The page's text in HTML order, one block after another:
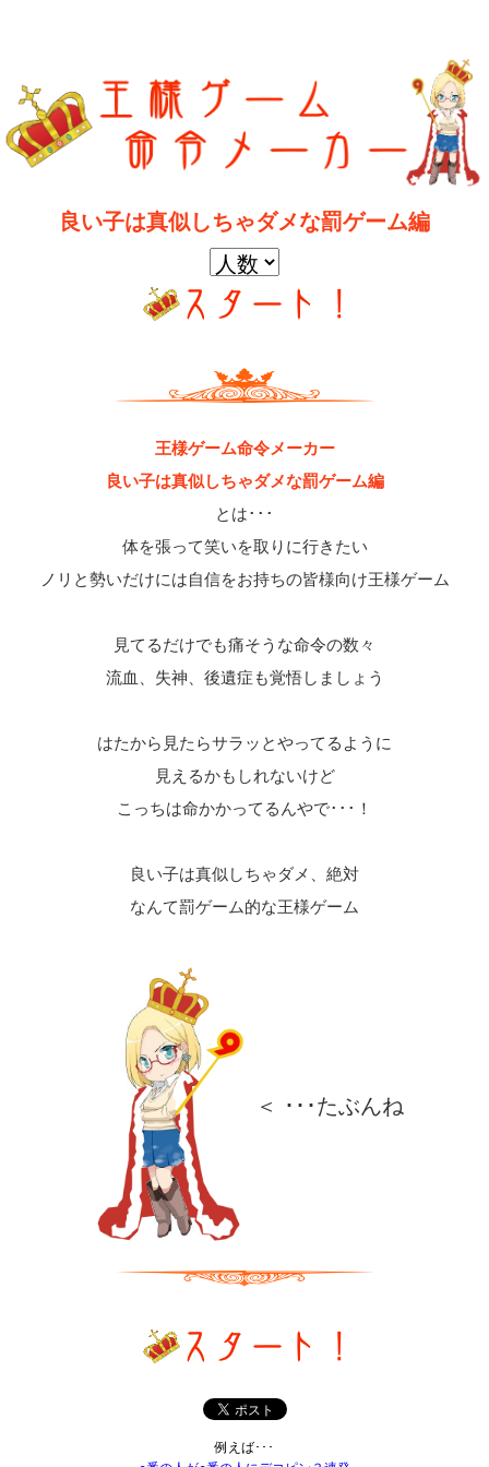
良い子は真似しちゃダメな罰ゲーム編
王様ゲーム命令メーカー
良い子は真似しちゃダメな罰ゲーム編
とは･･･
体を張って笑いを取りに行きたい
ノリと勢いだけには自信をお持ちの皆様向け王様ゲーム
見てるだけでも痛そうな命令の数々
流血、失神、後遺症も覚悟しましょう
はたから見たらサラッとやってるように
見えるかもしれないけど
こっちは命かかってるんやで･･･！
良い子は真似しちゃダメ、絶対
なんて罰ゲーム的な王様ゲーム
＜ ･･･たぶんね
例えば･･･